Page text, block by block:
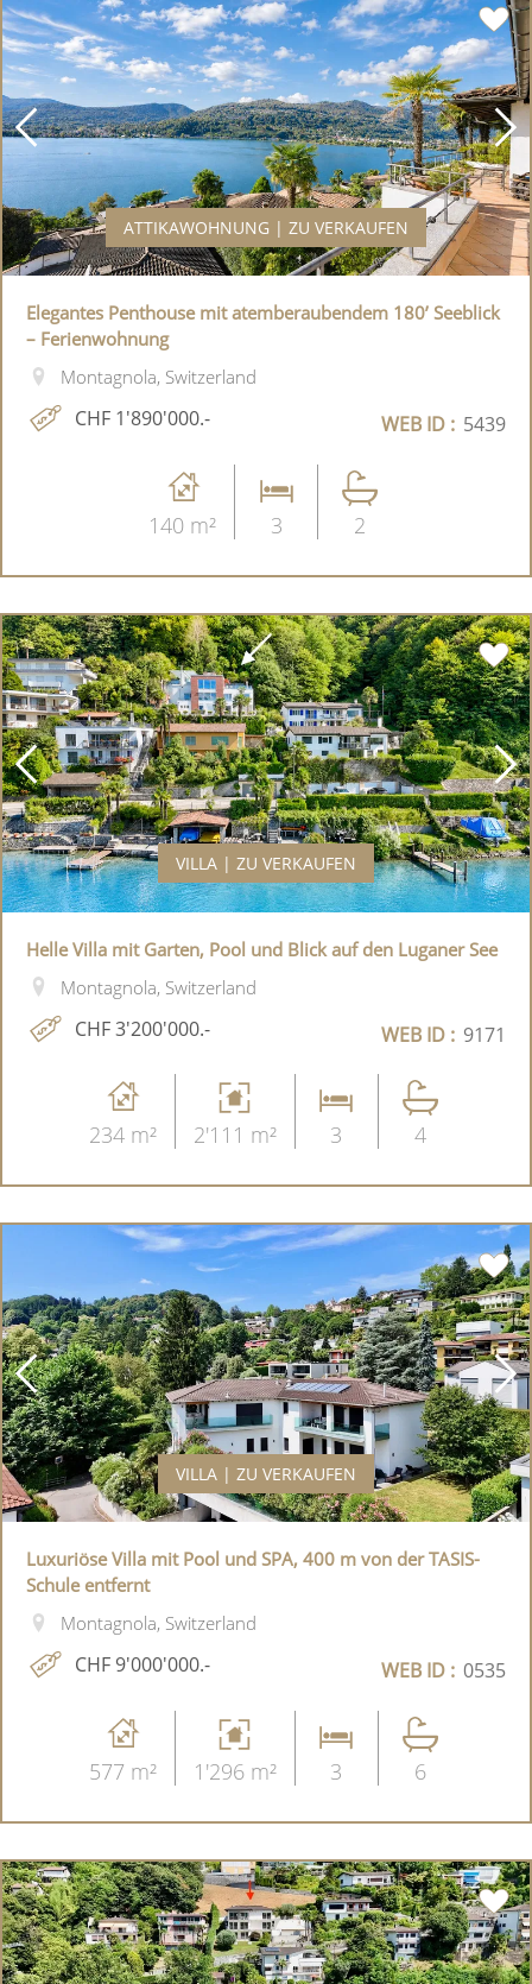
ATTIKAWOHNUNG | ZU VERKAUFEN
Elegantes Penthouse mit atemberaubendem 180’ Seeblick
– Ferienwohnung
Montagnola, Switzerland
CHF 1'890'000.- WEB ID : 5439
140 m² 3 2
VILLA | ZU VERKAUFEN
Helle Villa mit Garten, Pool und Blick auf den Luganer See
Montagnola, Switzerland
CHF 3'200'000.- WEB ID : 9171
234 m² 2'111 m² 3 4
VILLA | ZU VERKAUFEN
Luxuriöse Villa mit Pool und SPA, 400 m von der TASIS-
Schule entfernt
Montagnola, Switzerland
CHF 9'000'000.- WEB ID : 0535
577 m² 1'296 m² 3 6